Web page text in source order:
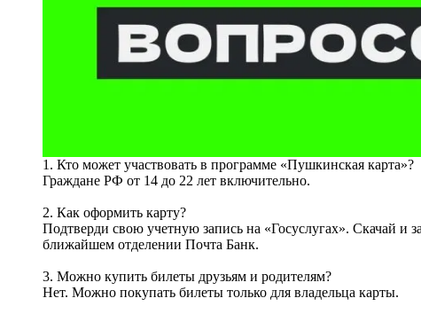
1. Кто может участвовать в программе «Пушкинская карта»?
Граждане РФ от 14 до 22 лет включительно.
2. Как оформить карту?
Подтверди свою учетную запись на «Госуслугах». Скачай и
ближайшем отделении Почта Банк.
3. Можно купить билеты друзьям и родителям?
Нет. Можно покупать билеты только для владельца карты.